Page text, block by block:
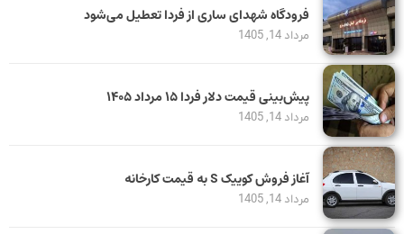
فرودگاه شهدای ساری از فردا تعطیل می‌شود
مرداد 14, 1405
پیش‌بینی قیمت دلار فردا ۱۵ مرداد ۱۴۰۵
مرداد 14, 1405
آغاز فروش کوییک S به قیمت کارخانه
مرداد 14, 1405